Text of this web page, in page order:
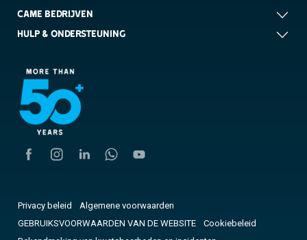
CAME BEDRIJVEN
HULP & ONDERSTEUNING
Privacy beleid
Algemene voorwaarden
GEBRUIKSVOORWAARDEN VAN DE WEBSITE
Cookiebeleid